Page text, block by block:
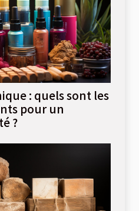
: quels sont les
pour un
?